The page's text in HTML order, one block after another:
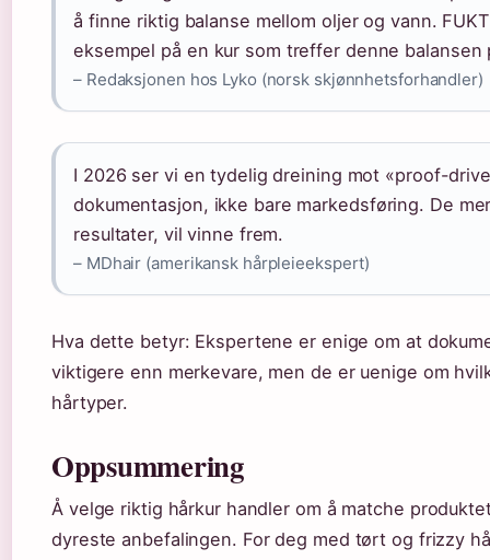
å finne riktig balanse mellom oljer og vann.
eksempel på en kur som treffer denne balansen
– Redaksjonen hos Lyko (norsk skjønnhetsforhandler)
I 2026 ser vi en tydelig dreining mot «proof-
dokumentasjon, ikke bare markedsføring. De
resultater, vil vinne frem.
– MDhair (amerikansk hårpleieekspert)
Hva dette betyr: Ekspertene er enige om at
viktigere enn merkevare, men de er uenige om
hårtyper.
Oppsummering
Å velge riktig hårkur handler om å matche
dyreste anbefalingen. For deg med tørt og frizzy